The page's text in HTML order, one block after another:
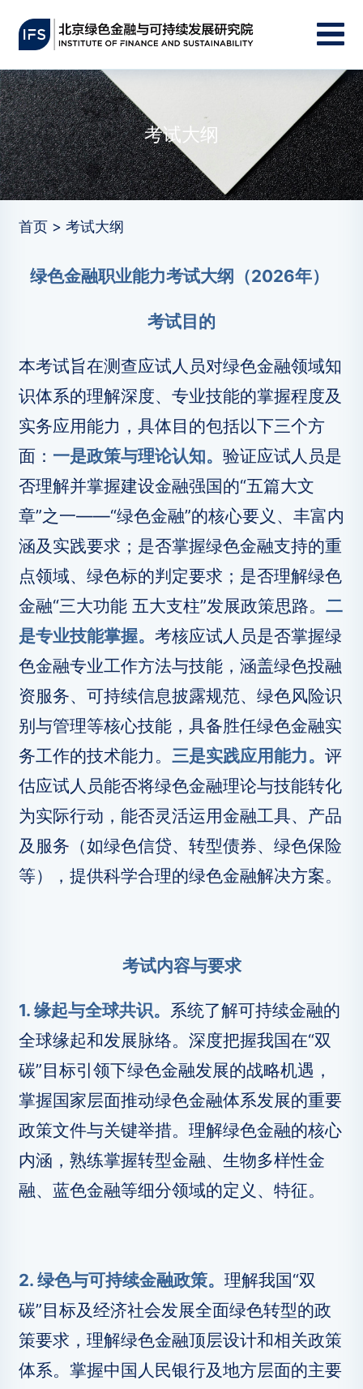
考试大纲
首页 > 考试大纲
绿色金融职业能力考试大纲（2026年）
考试目的
本考试旨在测查应试人员对绿色金融领域知
识体系的理解深度、专业技能的掌握程度及
实务应用能力，具体目的包括以下三个方
面： 一是政策与理论认知。 验证应试人员是
否理解并掌握建设金融强国的“五篇大文
章”之一——“绿色金融”的核心要义、丰富内
涵及实践要求；是否掌握绿色金融支持的重
点领域、绿色标的判定要求；是否理解绿色
金融“三大功能 五大支柱”发展政策思路。 二
是专业技能掌握。 考核应试人员是否掌握绿
色金融专业工作方法与技能，涵盖绿色投融
资服务、可持续信息披露规范、绿色风险识
别与管理等核心技能，具备胜任绿色金融实
务工作的技术能力。 三是实践应用能力。 评
估应试人员能否将绿色金融理论与技能转化
为实际行动，能否灵活运用金融工具、产品
及服务（如绿色信贷、转型债券、绿色保险
等），提供科学合理的绿色金融解决方案。
考试内容与要求
1. 缘起与全球共识。 系统了解可持续金融的
全球缘起和发展脉络。深度把握我国在“双
碳”目标引领下绿色金融发展的战略机遇，
掌握国家层面推动绿色金融体系发展的重要
政策文件与关键举措。理解绿色金融的核心
内涵，熟练掌握转型金融、生物多样性金
融、蓝色金融等细分领域的定义、特征。
2. 绿色与可持续金融政策。 理解我国“双
碳”目标及经济社会发展全面绿色转型的政
策要求，理解绿色金融顶层设计和相关政策
体系。掌握中国人民银行及地方层面的主要